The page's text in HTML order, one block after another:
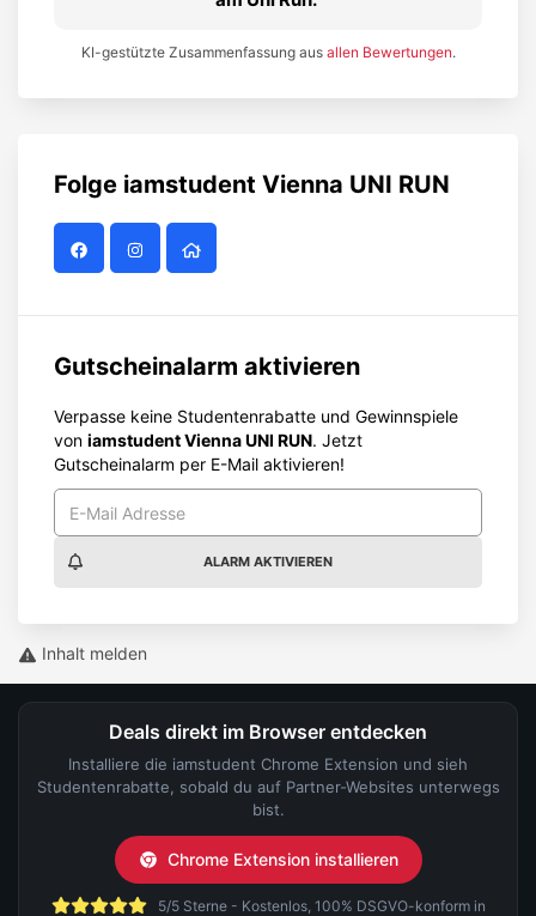
KI-gestützte Zusammenfassung aus allen Bewertungen.
Folge iamstudent Vienna UNI RUN
Gutscheinalarm aktivieren
Verpasse keine Studentenrabatte und Gewinnspiele
von iamstudent Vienna UNI RUN. Jetzt
Gutscheinalarm per E-Mail aktivieren!
ALARM AKTIVIEREN
Inhalt melden
Deals direkt im Browser entdecken
Installiere die iamstudent Chrome Extension und sieh
Studentenrabatte, sobald du auf Partner-Websites unterwegs
bist.
Chrome Extension installieren
5/5 Sterne - Kostenlos, 100% DSGVO-konform in